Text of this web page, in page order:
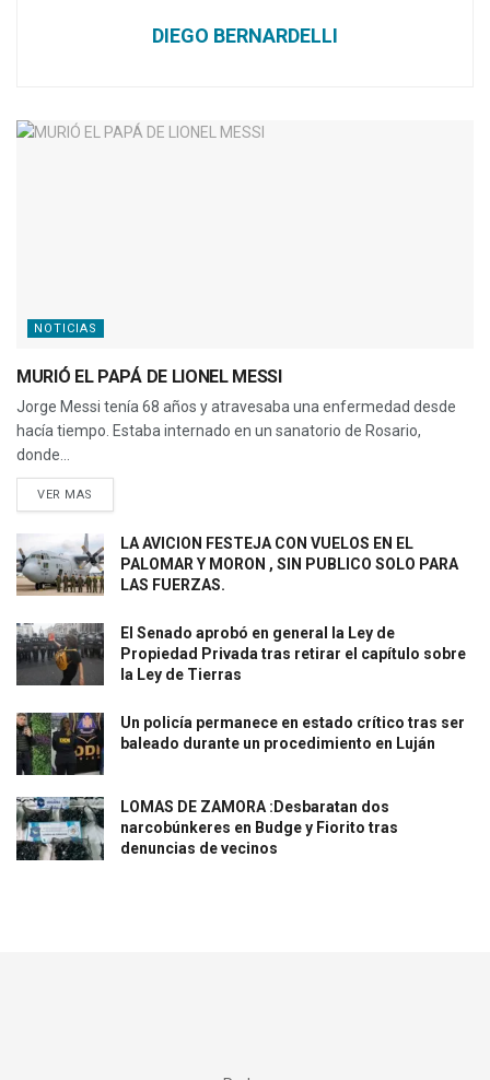
DIEGO BERNARDELLI
NOTICIAS
MURIÓ EL PAPÁ DE LIONEL MESSI
Jorge Messi tenía 68 años y atravesaba una enfermedad desde
hacía tiempo. Estaba internado en un sanatorio de Rosario,
donde...
VER MAS
LA AVICION FESTEJA CON VUELOS EN EL
PALOMAR Y MORON , SIN PUBLICO SOLO PARA
LAS FUERZAS.
El Senado aprobó en general la Ley de
Propiedad Privada tras retirar el capítulo sobre
la Ley de Tierras
Un policía permanece en estado crítico tras ser
baleado durante un procedimiento en Luján
LOMAS DE ZAMORA :Desbaratan dos
narcobúnkeres en Budge y Fiorito tras
denuncias de vecinos